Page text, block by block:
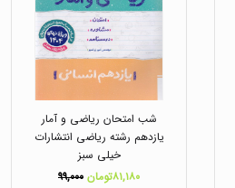
شب امتحان ریاضی و آمار
یازدهم رشته ریاضی انتشارات
خیلی سبز
۸۱,۱۸۰تومان
۹۹,۰۰۰